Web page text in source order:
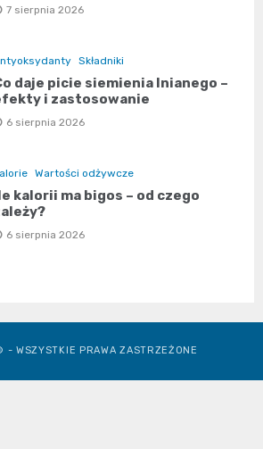
7 sierpnia 2026
Składniki
daje picie siemienia lnianego –
i zastosowanie
6 sierpnia 2026
Wartości odżywcze
kalorii ma bigos – od czego
6 sierpnia 2026
- WSZYSTKIE PRAWA ZASTRZEŻONE